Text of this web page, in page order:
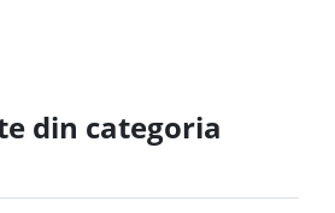
din categoria